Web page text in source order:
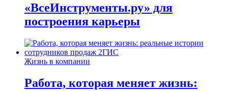
«ВсеИнструменты.ру» для
построения карьеры
Жизнь в компании
Работа, которая меняет жизнь: